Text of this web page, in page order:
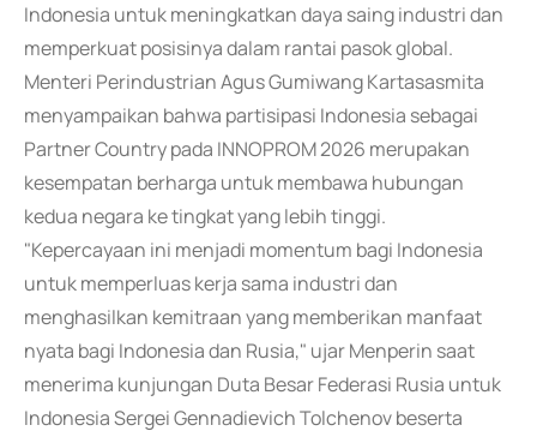
Indonesia untuk meningkatkan daya saing industri dan
memperkuat posisinya dalam rantai pasok global.
Menteri Perindustrian Agus Gumiwang Kartasasmita
menyampaikan bahwa partisipasi Indonesia sebagai
Partner Country pada INNOPROM 2026 merupakan
kesempatan berharga untuk membawa hubungan
kedua negara ke tingkat yang lebih tinggi.
"Kepercayaan ini menjadi momentum bagi Indonesia
untuk memperluas kerja sama industri dan
menghasilkan kemitraan yang memberikan manfaat
nyata bagi Indonesia dan Rusia," ujar Menperin saat
menerima kunjungan Duta Besar Federasi Rusia untuk
Indonesia Sergei Gennadievich Tolchenov beserta